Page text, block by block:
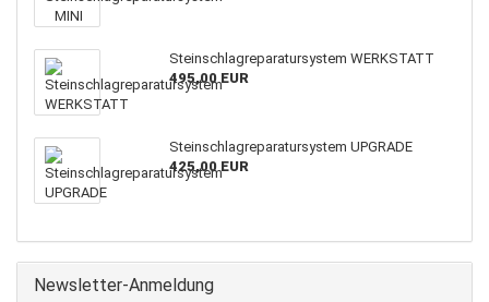
Steinschlagreparatursystem WERKSTATT
495,00 EUR
Steinschlagreparatursystem UPGRADE
425,00 EUR
Newsletter-Anmeldung